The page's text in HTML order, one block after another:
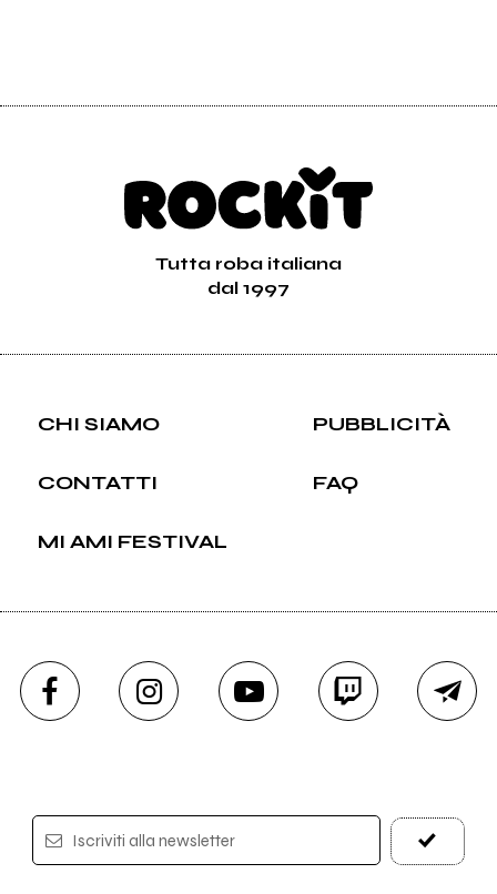
Tutta roba italiana
dal 1997
CHI SIAMO PUBBLICITÀ
CONTATTI FAQ
MI AMI FESTIVAL
Iscriviti alla newsletter